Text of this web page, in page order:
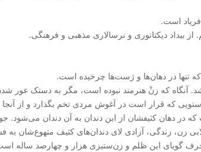
است.
بیداد دیکتاتوری و نرسالاری مذهبی و فرهنگی.
تنها در دهان‌ها و ژست‌ها چرخیده است.
که زنْ هنرمند نبوده است، مگر به دستک عور شدن.
که قرار است در آغوش مردی تخم بگذارد و از آنجا
در دهان کثیفشان از این دندان به آن دندان
زن، زندگی، آزادی لای دندان‌های کثیف متهوع‌شان به
حرف گویای این ظلم و زن‌ستیزی هزار و چهارصد ساله